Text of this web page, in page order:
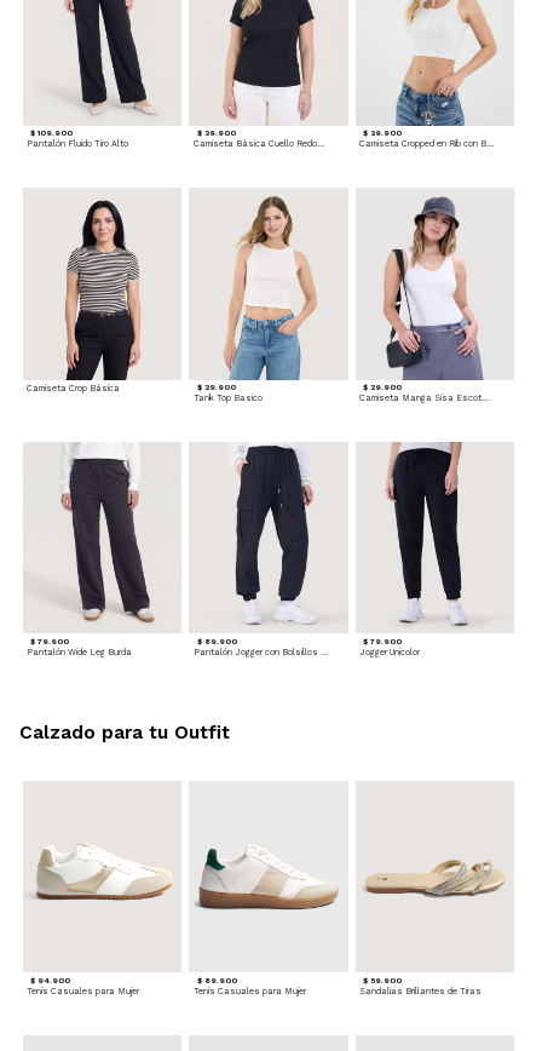
$ 109.900
Pantalón Fluido Tiro Alto
$ 39.900
Camiseta Básica Cuello Redondo
$ 39.900
Camiseta Cropped en Rib con Botones
Camiseta Crop Básica $ 29.900
Tank Top Basico
$ 29.900
Camiseta Manga Sisa Escotada
$ 79.900
Pantalón Wide Leg Burda
$ 89.900
Pantalón Jogger con Bolsillos Cargo
$ 79.900
Jogger Unicolor
$ 94.900
Tenis Casuales para Mujer
$ 89.900
Tenis Casuales para Mujer
$ 59.900
Sandalias Brillantes de Tiras
Calzado para tu Outfit